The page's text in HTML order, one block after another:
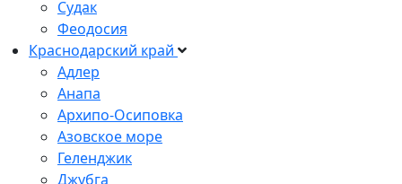
Судак
Феодосия
Краснодарский край
Адлер
Анапа
Архипо-Осиповка
Азовское море
Геленджик
Джубга